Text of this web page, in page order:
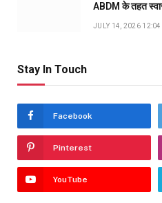
ABDM के तहत
JULY 14, 2026 12:04
Stay In Touch
Facebook
Pinterest
YouTube